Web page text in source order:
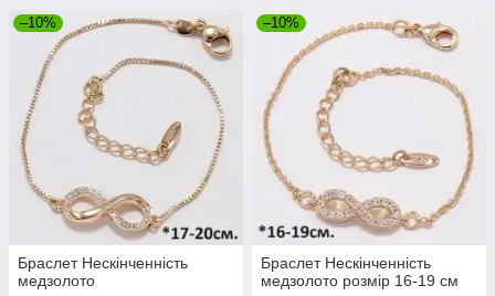
–10%
Браслет Нескінченність
медзолото
–10%
Браслет Нескінченність
медзолото розмір 16-19 см